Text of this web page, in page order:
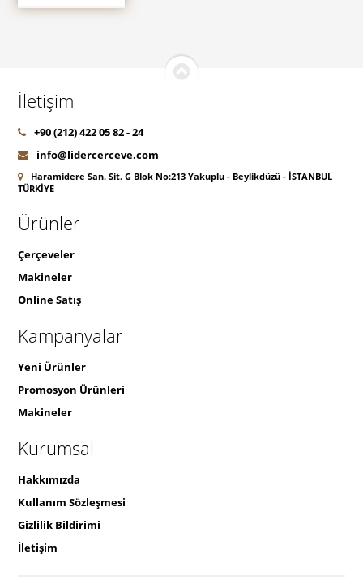
İletişim
+90 (212) 422 05 82 - 24
info@lidercerceve.com
Haramidere San. Sit. G Blok No:213 Yakuplu - Beylikdüzü - İSTANBUL
TÜRKİYE
Ürünler
Çerçeveler
Makineler
Online Satış
Kampanyalar
Yeni Ürünler
Promosyon Ürünleri
Makineler
Kurumsal
Hakkımızda
Kullanım Sözleşmesi
Gizlilik Bildirimi
İletişim